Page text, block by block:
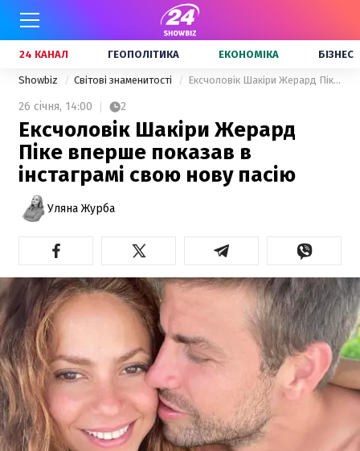
24 КАНАЛ ГЕОПОЛІТИКА ЕКОНОМІКА БІЗНЕС
Showbiz Світові знаменитості Ексчоловік Шакіри Жерард Піке вперше показав в інстаграмі свою нову пасію
26 січня, 14:00 2
Ексчоловік Шакіри Жерард
Піке вперше показав в
інстаграмі свою нову пасію
Уляна Журба